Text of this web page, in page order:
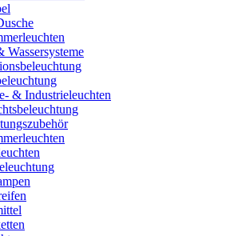
Wassersysteme
& Industrieleuchten